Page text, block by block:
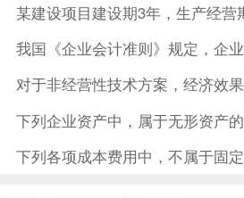
下列企业资产中，属于无形资
下列各项成本费用中，不属于固定